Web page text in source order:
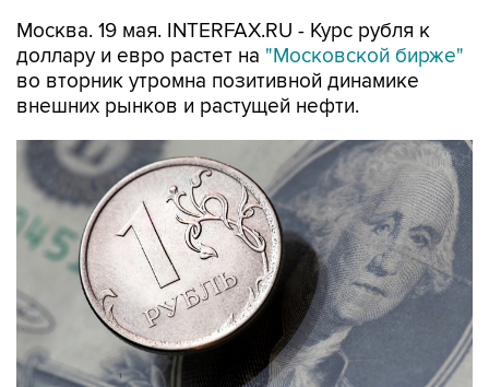
Москва. 19 мая. INTERFAX.RU - Курс рубля к
доллару и евро растет на "Московской бирже"
во вторник утромна позитивной динамике
внешних рынков и растущей нефти.